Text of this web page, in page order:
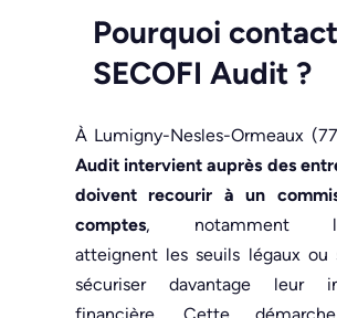
Pourquoi
SECOFI Audit ?
À Lumigny-Nesles-Ormeaux
Audit intervient auprès des
doivent recourir à un
comptes, notamment
atteignent les seuils légaux ou
sécuriser davantage leur